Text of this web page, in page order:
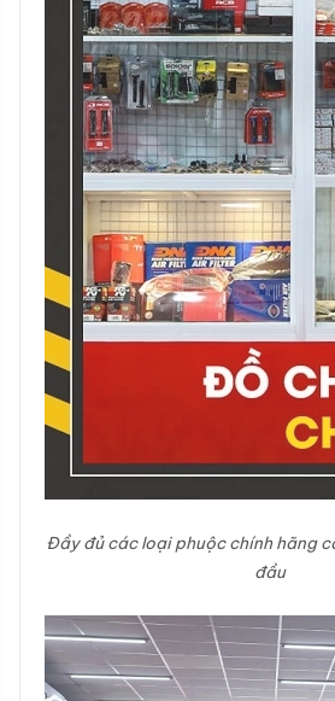
Đầy đủ các loại phuộc chính hãng
đầu